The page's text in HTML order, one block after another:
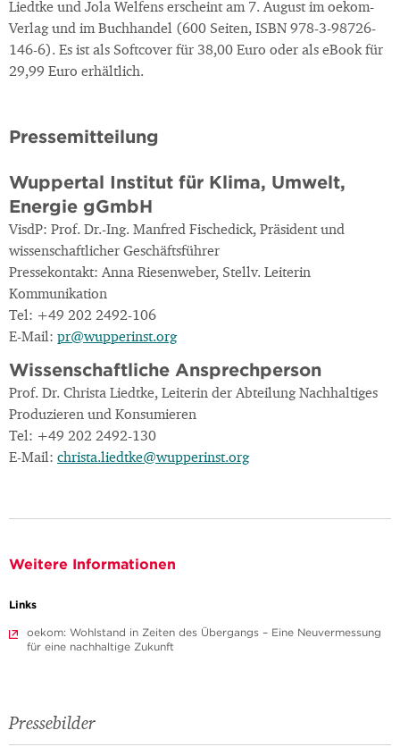
Liedtke und Jola Welfens erscheint am 7. August im oekom-
Verlag und im Buchhandel (600 Seiten, ISBN 978-3-98726-
146-6). Es ist als Softcover für 38,00 Euro oder als eBook für
29,99 Euro erhältlich.
Pressemitteilung
Wuppertal Institut für Klima, Umwelt,
Energie gGmbH
VisdP: Prof. Dr.-Ing. Manfred Fischedick, Präsident und
wissenschaftlicher Geschäftsführer
Pressekontakt: Anna Riesenweber, Stellv. Leiterin
Kommunikation
Tel: +49 202 2492-106
E-Mail: pr@wupperinst.org
Wissenschaftliche Ansprechperson
Prof. Dr. Christa Liedtke, Leiterin der Abteilung Nachhaltiges
Produzieren und Konsumieren
Tel: +49 202 2492-130
E-Mail: christa.liedtke@wupperinst.org
Weitere Informationen
Links
oekom: Wohlstand in Zeiten des Übergangs – Eine Neuvermessung
für eine nachhaltige Zukunft
Pressebilder